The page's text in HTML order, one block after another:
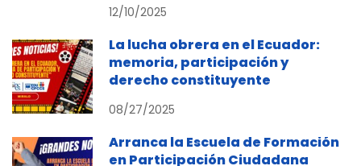
12/10/2025
La lucha obrera en el Ecuador:
memoria, participación y
derecho constituyente
08/27/2025
Arranca la Escuela de Formación
en Participación Ciudadana